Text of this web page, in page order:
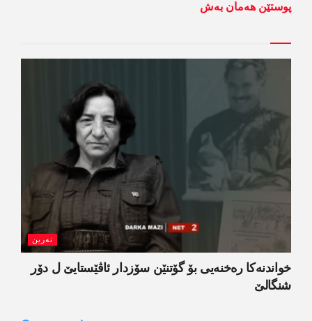
پوستێن ھەمان بەش
نەرین
خواندنه‌كا رەخنەیی بۆ گۆتنێن سۆزدار ئاڤێستایێ ل دۆر
شنگالێ